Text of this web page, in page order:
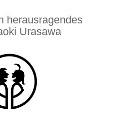
herausragendes
Urasawa